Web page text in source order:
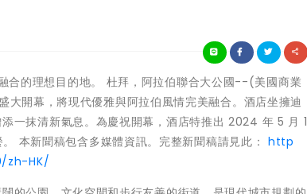
的理想目的地。 杜拜，阿拉伯聯合大公國--(美國商業
開幕，將現代優雅與阿拉伯風情完美融合。酒店坐擁迪
一抹清新氣息。為慶祝開幕，酒店特推出 2024 年 5 月 1
本新聞稿包含多媒體資訊。完整新聞稿請見此： http
zh-HK/